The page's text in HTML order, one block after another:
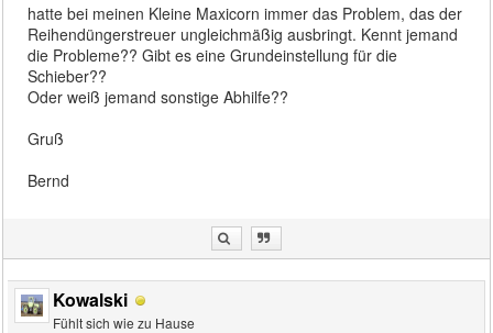
hatte bei meinen Kleine Maxicorn immer das Problem, das der
Reihendüngerstreuer ungleichmäßig ausbringt. Kennt jemand
die Probleme?? Gibt es eine Grundeinstellung für die
Schieber??
Oder weiß jemand sonstige Abhilfe??
Gruß
Bernd
Kowalski
Fühlt sich wie zu Hause